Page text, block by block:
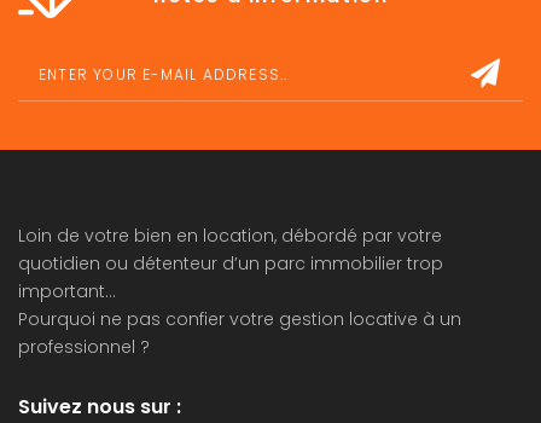
Loin de votre bien en location, débordé par votre
quotidien ou détenteur d’un parc immobilier trop
important…
Pourquoi ne pas confier votre gestion locative à un
professionnel ?
Suivez nous sur :